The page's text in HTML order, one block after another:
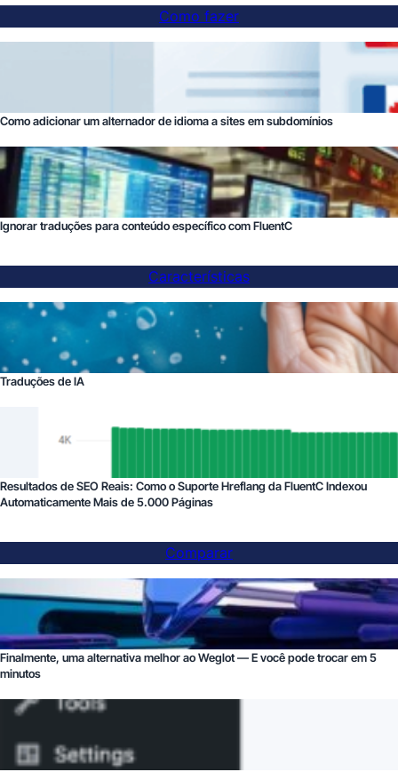
Como fazer
Como adicionar um alternador de idioma a sites em subdomínios
Ignorar traduções para conteúdo específico com FluentC
Características
Traduções de IA
Resultados de SEO Reais: Como o Suporte Hreflang da FluentC Indexou
Automaticamente Mais de 5.000 Páginas
Comparar
Finalmente, uma alternativa melhor ao Weglot — E você pode trocar em 5
minutos